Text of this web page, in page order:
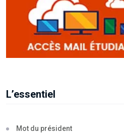
L’essentiel
Mot du président